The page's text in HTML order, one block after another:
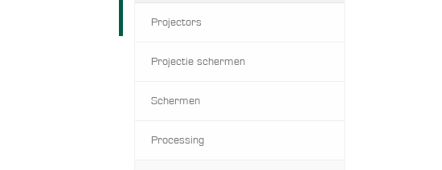
Projectors
Projectie schermen
Schermen
Processing